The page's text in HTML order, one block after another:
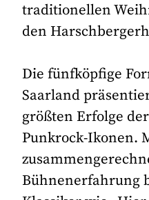
traditionellen
den
Die fünfköpfige
Saarland
größten Erfolge
Punkrock-Ikonen.
Bühnenerfahrung